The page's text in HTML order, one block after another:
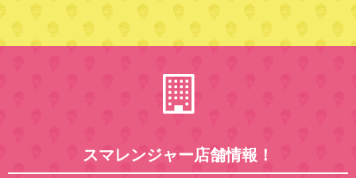
スマレンジャー店舗情報！